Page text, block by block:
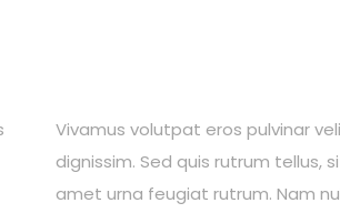
Vivamus volutpat eros pulvinar
dignissim. Sed quis rutrum tellus,
amet urna feugiat rutrum. Nam